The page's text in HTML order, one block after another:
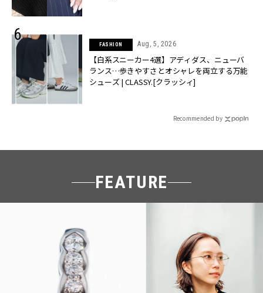
FASHION Aug, 5, 2026
【白系スニーカー4選】アディダス、ニューバ
ランス…歩きやすさとオシャレを両立する万能
シューズ | CLASSY.[クラッシィ]
Recommended by
FEATURE